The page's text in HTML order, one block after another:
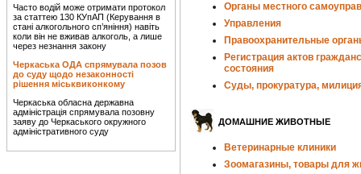
Часто водій може отримати протокол
за статтею 130 КУпАП (Керування в
стані алкогольного сп’яніння) навіть
коли він не вживав алкоголь, а лише
через незнання закону
Черкаська ОДА спрямувала позов
до суду щодо незаконності
рішення міськвиконкому
Черкаська обласна державна
адміністрація спрямувала позовну
заяву до Черкаського окружного
адміністративного суду
Органы местного
Управления
Правоохранительные
Регистрация актов
состояния
Суды, прокуратура,
ДОМАШНИЕ ЖИВОТНЫЕ
Ветеринарные клиники
Зоомагазины, товары для